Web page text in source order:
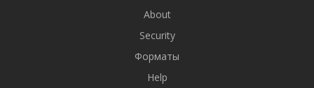
About
Security
Форматы
Help